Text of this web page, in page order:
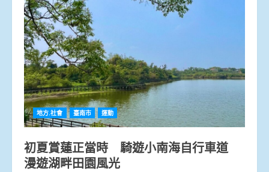
地方.社會 臺南市 運動
初夏賞蓮正當時 騎遊小南海自行車道
漫遊湖畔田園風光